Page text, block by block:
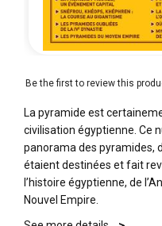
Be the first to review this
La pyramide est
civilisation égyptienne. Ce
panorama des pyramides,
étaient destinées et fait
l’histoire égyptienne, de
Nouvel Empire.